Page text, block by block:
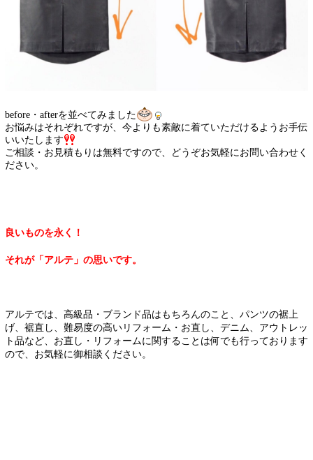
before・afterを並べてみました
お悩みはそれぞれですが、今よりも素敵に着ていただけるようお手伝
いいたします
ご相談・お見積もりは無料ですので、どうぞお気軽にお問い合わせく
ださい。
良いものを永く！
それが「アルテ」の思いです。
アルテでは、高級品・ブランド品はもちろんのこと、パンツの裾上
げ、裾直し、難易度の高いリフォーム・お直し、デニム、アウトレッ
ト品など、お直し・リフォームに関することは何でも行っております
ので、お気軽に御相談ください。